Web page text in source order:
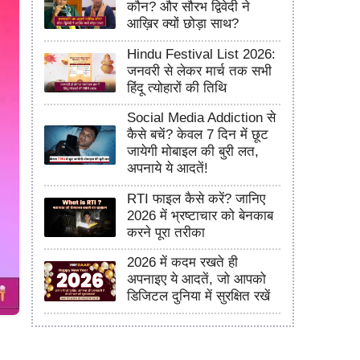
कौन? और सौरभ द्विवेदी ने
आख़िर क्यों छोड़ा साथ?
Hindu Festival List 2026:
जनवरी से लेकर मार्च तक सभी
हिंदू त्योहारों की तिथि
Social Media Addiction से
कैसे बचें? केवल 7 दिन में छूट
जायेगी मोबाइल की बुरी लत,
अपनाये ये आदतें!
RTI फाइल कैसे करें? जानिए
2026 में भ्रष्टाचार को बेनकाब
करने पूरा तरीका
2026 में कदम रखते ही
अपनाइए ये आदतें, जो आपको
डिजिटल दुनिया में सुरक्षित रखें